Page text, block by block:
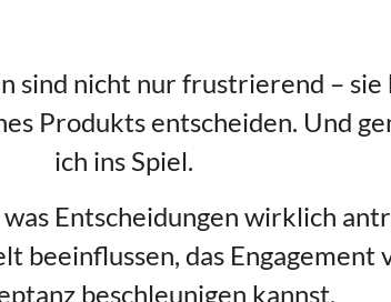
sind nicht nur frustrierend – sie
Produkts entscheiden. Und
ich ins Spiel.
Entscheidungen wirklich
beeinflussen, das Engagement
beschleunigen kannst.